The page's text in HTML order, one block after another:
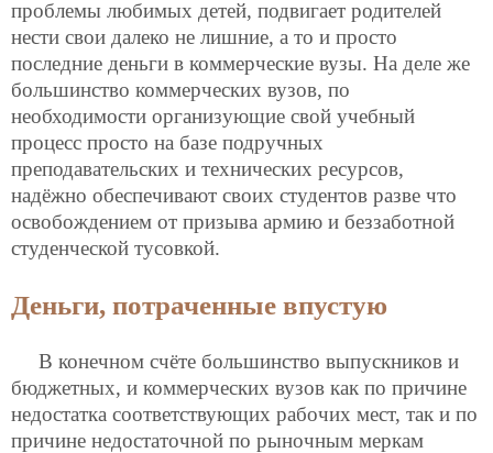
проблемы любимых детей, подвигает родителей
нести свои далеко не лишние, а то и просто
последние деньги в коммерческие вузы. На деле же
большинство коммерческих вузов, по
необходимости организующие свой учебный
процесс просто на базе подручных
преподавательских и технических ресурсов,
надёжно обеспечивают своих студентов разве что
освобождением от призыва армию и беззаботной
студенческой тусовкой.
Деньги, потраченные впустую
В конечном счёте большинство выпускников и
бюджетных, и коммерческих вузов как по причине
недостатка соответствующих рабочих мест, так и по
причине недостаточной по рыночным меркам